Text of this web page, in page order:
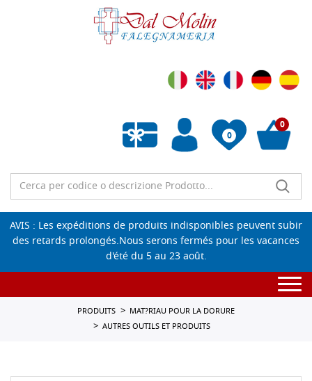
0
Liste de souhaits vide
0
AVIS : Les expéditions de produits indisponibles peuvent subir
des retards prolongés.Nous serons fermés pour les vacances
d'été du 5 au 23 août.
PRODUITS
MAT?RIAU POUR LA DORURE
AUTRES OUTILS ET PRODUITS